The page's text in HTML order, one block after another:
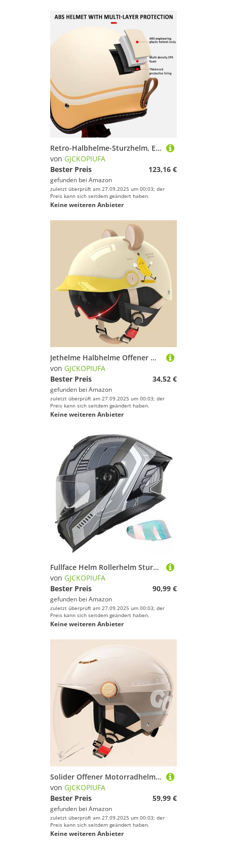
Retro-Halbhelme-Sturzhelm, ECE 22.06 Zertifiziert Offener Motorradhelm Mit Sonnenblende, Rollerhelm Für Männer Und Frauen, 3/4-Jethelm D,XXL/(61~62cm)
von GJCKOPIUFA
Bester Preis
123,16 €
gefunden bei Amazon
zuletzt überprüft am 27.09.2025 um 00:03; der
Preis kann sich seitdem geändert haben.
Keine weiteren Anbieter
Jethelme Halbhelme Offener Motorradhelm Mit Sonnenblende Und Bärenohren Für Männer Und Frauen, Modischer Rollerhelm, ECE 22.06 Zertifiziert A,54-63cm
von GJCKOPIUFA
Bester Preis
34,52 €
gefunden bei Amazon
zuletzt überprüft am 27.09.2025 um 00:03; der
Preis kann sich seitdem geändert haben.
Keine weiteren Anbieter
Fullface Helm Rollerhelm Sturzhelm, ECE 22.06 Zertifiziert Integralhelm Mit Doppelvisier Für Männer Und Frauen, Motorradhelm Klapphelm G,XXL/(63~64cm)
von GJCKOPIUFA
Bester Preis
90,99 €
gefunden bei Amazon
zuletzt überprüft am 27.09.2025 um 00:03; der
Preis kann sich seitdem geändert haben.
Keine weiteren Anbieter
Solider Offener Motorradhelm ECE 22.06 Zertifiziert Jethelme Halbhelme Mit Doppelvisier Und Abnehmbaren Ohrenschützern Für Männer Und Frauen, Mopedhelm Sturzhelm D,58-61cm
von GJCKOPIUFA
Bester Preis
59,99 €
gefunden bei Amazon
zuletzt überprüft am 27.09.2025 um 00:03; der
Preis kann sich seitdem geändert haben.
Keine weiteren Anbieter